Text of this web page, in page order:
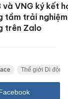
và VNG ký kết
tầm trải
trên Zalo
Thế giới Di động